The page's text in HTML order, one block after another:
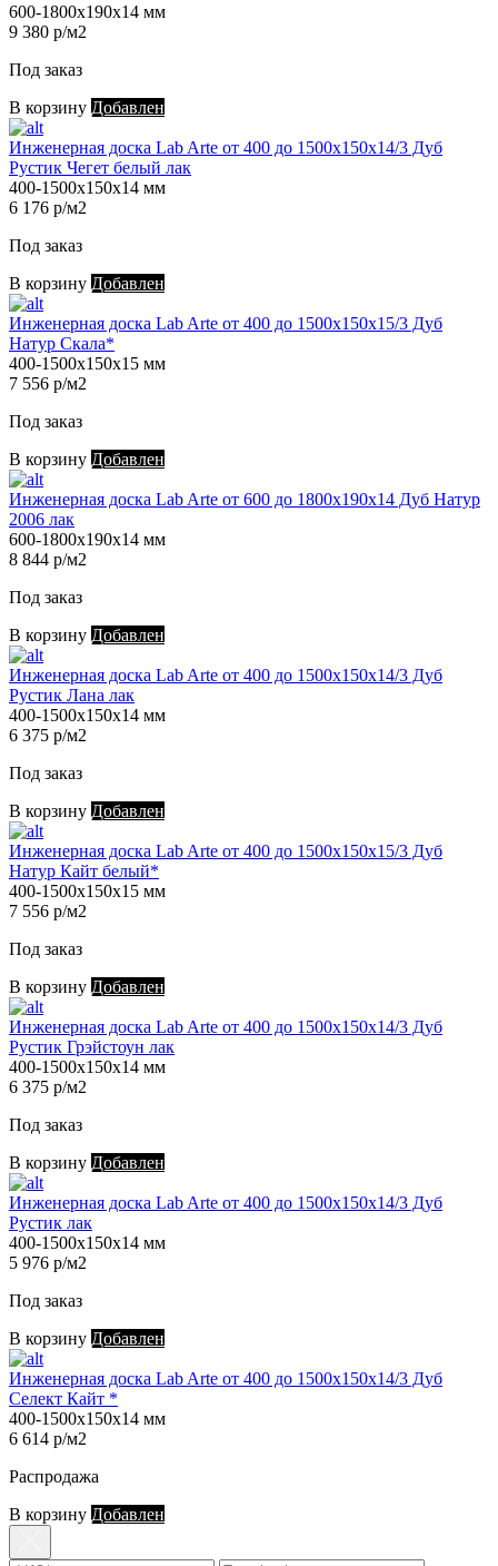
600-1800х190х14 мм
9 380 р/м2
Под заказ
В корзину Добавлен
Инженерная доска Lab Arte от 400 до 1500х150х14/3 Дуб
Рустик Чегет белый лак
400-1500х150х14 мм
6 176 р/м2
Под заказ
В корзину Добавлен
Инженерная доска Lab Arte от 400 до 1500х150х15/3 Дуб
Натур Скала*
400-1500х150х15 мм
7 556 р/м2
Под заказ
В корзину Добавлен
Инженерная доска Lab Arte от 600 до 1800х190х14 Дуб Натур
2006 лак
600-1800х190х14 мм
8 844 р/м2
Под заказ
В корзину Добавлен
Инженерная доска Lab Arte от 400 до 1500х150х14/3 Дуб
Рустик Лана лак
400-1500х150х14 мм
6 375 р/м2
Под заказ
В корзину Добавлен
Инженерная доска Lab Arte от 400 до 1500х150х15/3 Дуб
Натур Кайт белый*
400-1500х150х15 мм
7 556 р/м2
Под заказ
В корзину Добавлен
Инженерная доска Lab Arte от 400 до 1500х150х14/3 Дуб
Рустик Грэйстоун лак
400-1500х150х14 мм
6 375 р/м2
Под заказ
В корзину Добавлен
Инженерная доска Lab Arte от 400 до 1500х150х14/3 Дуб
Рустик лак
400-1500х150х14 мм
5 976 р/м2
Под заказ
В корзину Добавлен
Инженерная доска Lab Arte от 400 до 1500х150х14/3 Дуб
Селект Кайт *
400-1500х150х14 мм
6 614 р/м2
Распродажа
В корзину Добавлен